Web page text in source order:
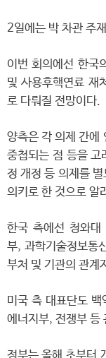
2일에는 박 차관 주
이번 회의에선 한국
및 사용후핵연료 재
로 다뤄질 전망이다.
양측은 각 의제 간에
중첩되는 점 등을 고
정 개정 등 의제를
의키로 한 것으로 알
한국 측에선 청와대
부, 과학기술정보통
부처 및 기관의 관계
미국 측 대표단도
에너지부, 전쟁부 등